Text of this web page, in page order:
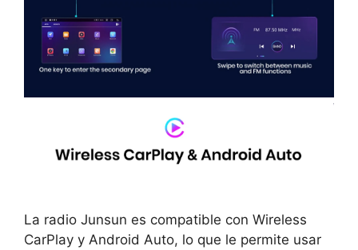
La radio Junsun es compatible con Wireless
CarPlay y Android Auto, lo que le permite usar